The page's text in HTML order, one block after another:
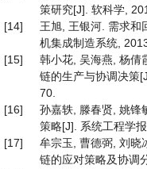
策研究[J]. 软科学,
[14]
王旭, 王银河. 需求和
机集成制造系统,
[15]
韩小花, 吴海燕, 杨倩
链的生产与协调决策
70.
[16]
孙嘉轶, 滕春贤, 姚锋
策略[J]. 系统工程学
[17]
牟宗玉, 曹德弼, 刘晓
链的应对策略及协调